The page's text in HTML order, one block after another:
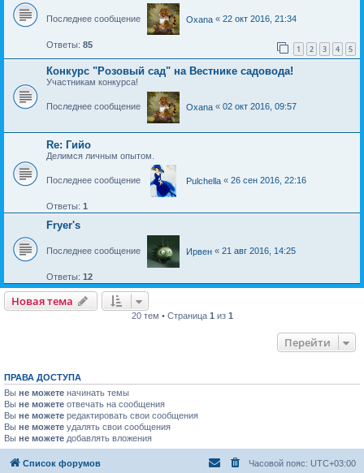
Последнее сообщение Oxana « 22 окт 2016, 21:34
Ответы: 85 1 2 3 4 5
Конкурс "Розовый сад" на Вестнике садовода!
Участникам конкурса!
Последнее сообщение Oxana « 02 окт 2016, 09:57
Re: Гийо
Делимся личным опытом.
Последнее сообщение Pulchella « 26 сен 2016, 22:16
Ответы: 1
Fryer's
Последнее сообщение Ирвен « 21 авг 2016, 14:25
Ответы: 12
Новая тема
Новаятема
20 тем • Страница 1 из 1
Перейти
ПРАВА ДОСТУПА
Вы не можете начинать темы
Вы не можете отвечать на сообщения
Вы не можете редактировать свои сообщения
Вы не можете удалять свои сообщения
Вы не можете добавлять вложения
Список форумов Часовой пояс: UTC+03:00